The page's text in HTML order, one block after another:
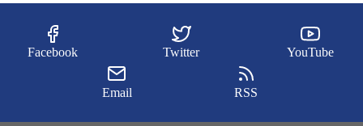
Facebook Twitter YouTube
Email RSS